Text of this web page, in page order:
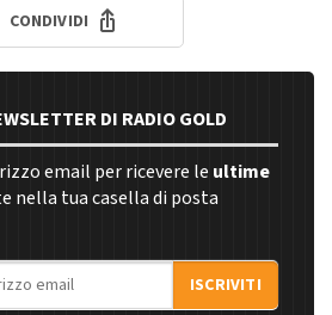
CONDIVIDI
DI RADIO GOLD
email per ricevere le ultime
nella tua casella di posta
ISCRIVITI